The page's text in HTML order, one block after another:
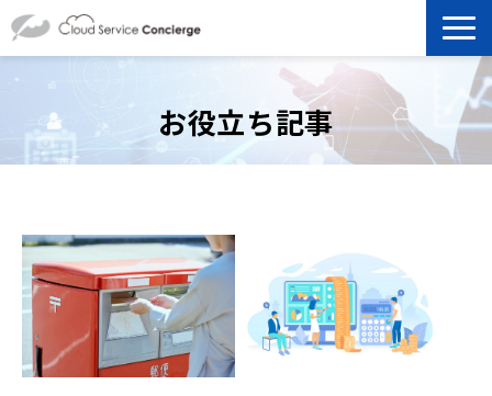
製品を探す
選ばれる理由
お役立ち記事
セミナー
お役立ち記事